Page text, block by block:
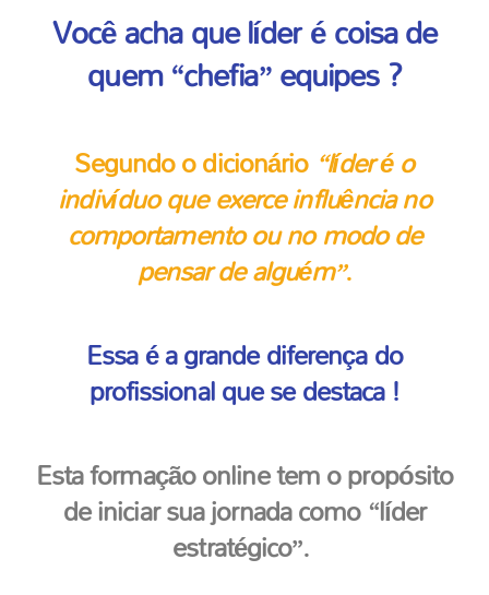
Você acha que líder é coisa de
quem “chefia” equipes ?
Segundo o dicionário “líder é o
indivíduo que exerce influência no
comportamento ou no modo de
pensar de alguém”.
Essa é a grande diferença do
profissional que se destaca !
Esta formação online tem o propósito
de iniciar sua jornada como “líder
estratégico”.